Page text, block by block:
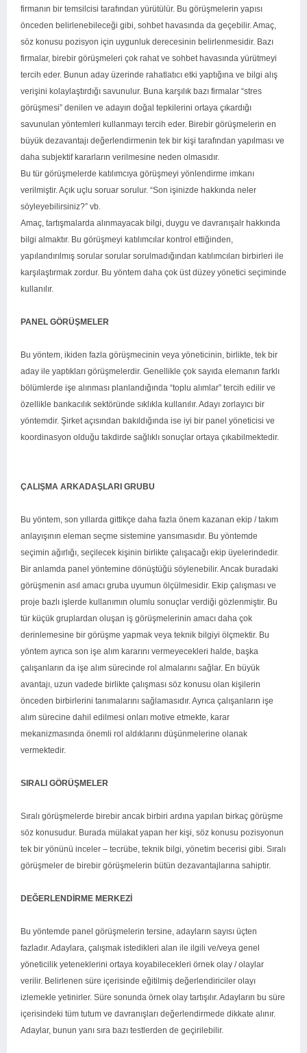
firmanın bir temsilcisi tarafından yürütülür. Bu görüşmelerin yapısı
önceden belirlenebileceği gibi, sohbet havasında da geçebilir. Amaç,
söz konusu pozisyon için uygunluk derecesinin belirlenmesidir. Bazı
firmalar, birebir görüşmeleri çok rahat ve sohbet havasında yürütmeyi
tercih eder. Bunun aday üzerinde rahatlatıcı etki yaptığına ve bilgi alış
verişini kolaylaştırdığı savunulur. Buna karşılık bazı firmalar “stres
görüşmesi” denilen ve adayın doğal tepkilerini ortaya çıkardığı
savunulan yöntemleri kullanmayı tercih eder. Birebir görüşmelerin en
büyük dezavantajı değerlendirmenin tek bir kişi tarafından yapılması ve
daha subjektif kararların verilmesine neden olmasıdır.
Bu tür görüşmelerde katılımcıya görüşmeyi yönlendirme imkanı
verilmiştir. Açık uçlu soruar sorulur. “Son işinizde hakkında neler
söyleyebilirsiniz?” vb.
Amaç, tartışmalarda alınmayacak bilgi, duygu ve davranışalr hakkında
bilgi almaktır. Bu görüşmeyi katılımcılar kontrol ettiğinden,
yapılandırılmış sorular sorular sorulmadığından katılımcıları birbirleri ile
karşılaştırmak zordur. Bu yöntem daha çok üst düzey yönetici seçiminde
kullanılır.
PANEL GÖRÜŞMELER
Bu yöntem, ikiden fazla görüşmecinin veya yöneticinin, birlikte, tek bir
aday ile yaptıkları görüşmelerdir. Genellikle çok sayıda elemanın farklı
bölümlerde işe alınması planlandığında “toplu alımlar” tercih edilir ve
özellikle bankacılık sektöründe sıklıkla kullanılır. Adayı zorlayıcı bir
yöntemdir. Şirket açısından bakıldığında ise iyi bir panel yöneticisi ve
koordinasyon olduğu takdirde sağlıklı sonuçlar ortaya çıkabilmektedir.
ÇALIŞMA ARKADAŞLARI GRUBU
Bu yöntem, son yıllarda gittikçe daha fazla önem kazanan ekip / takım
anlayışının eleman seçme sistemine yansımasıdır. Bu yöntemde
seçimin ağırlığı, seçilecek kişinin birlikte çalışacağı ekip üyelerindedir.
Bir anlamda panel yöntemine dönüştüğü söylenebilir. Ancak buradaki
görüşmenin asıl amacı gruba uyumun ölçülmesidir. Ekip çalışması ve
proje bazlı işlerde kullanımın olumlu sonuçlar verdiği gözlenmiştir. Bu
tür küçük gruplardan oluşan iş görüşmelerinin amacı daha çok
derinlemesine bir görüşme yapmak veya teknik bilgiyi ölçmektir. Bu
yöntem ayrıca son işe alım kararını vermeyecekleri halde, başka
çalışanların da işe alım sürecinde rol almalarını sağlar. En büyük
avantajı, uzun vadede birlikte çalışması söz konusu olan kişilerin
önceden birbirlerini tanımalarını sağlamasıdır. Ayrıca çalışanların işe
alım sürecine dahil edilmesi onları motive etmekte, karar
mekanizmasında önemli rol aldıklarını düşünmelerine olanak
vermektedir.
SIRALI GÖRÜŞMELER
Sıralı görüşmelerde birebir ancak birbiri ardına yapılan birkaç görüşme
söz konusudur. Burada mülakat yapan her kişi, söz konusu pozisyonun
tek bir yönünü inceler – tecrübe, teknik bilgi, yönetim becerisi gibi. Sıralı
görüşmeler de birebir görüşmelerin bütün dezavantajlarına sahiptir.
DEĞERLENDİRME MERKEZİ
Bu yöntemde panel görüşmelerin tersine, adayların sayısı üçten
fazladır. Adaylara, çalışmak istedikleri alan ile ilgili ve/veya genel
yöneticilik yeteneklerini ortaya koyabilecekleri örnek olay / olaylar
verilir. Belirlenen süre içerisinde eğitilmiş değerlendiriciler olayı
izlemekle yetinirler. Süre sonunda örnek olay tartışılır. Adayların bu süre
içerisindeki tüm tutum ve davranışları değerlendirmede dikkate alınır.
Adaylar, bunun yanı sıra bazı testlerden de geçirilebilir.